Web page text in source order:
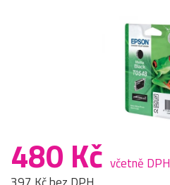
480 Kč včetně DPH